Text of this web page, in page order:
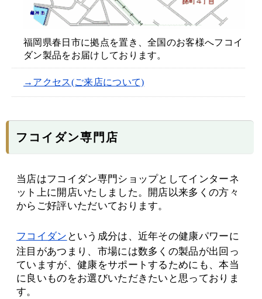
福岡県春日市に拠点を置き、全国のお客様へフコイ
ダン製品をお届けしております。
→アクセス(ご来店について)
フコイダン専門店
当店はフコイダン専門ショップとしてインターネ
ット上に開店いたしました。開店以来多くの方々
からご好評いただいております。
フコイダン という成分は、近年その健康パワーに
注目があつまり、市場には数多くの製品が出回っ
ていますが、健康をサポートするためにも、本当
に良いものをお選びいただきたいと思っておりま
す。